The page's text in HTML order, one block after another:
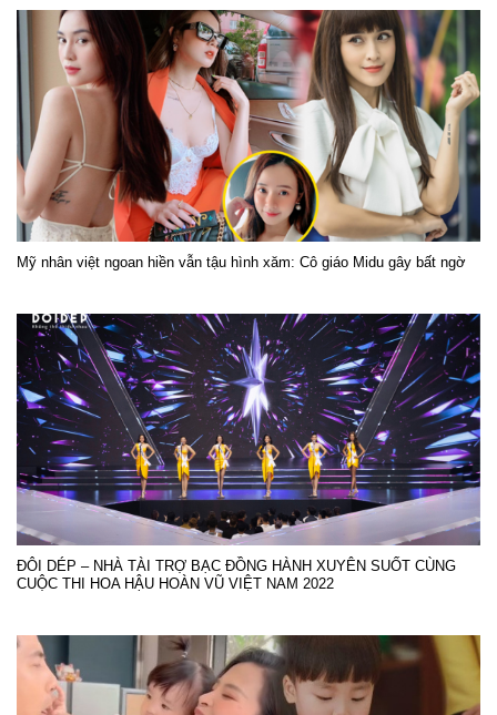
Mỹ nhân việt ngoan hiền vẫn tậu hình xăm: Cô giáo Midu gây bất ngờ
ĐÔI DÉP – NHÀ TÀI TRỢ BẠC ĐỒNG HÀNH XUYÊN SUỐT CÙNG
CUỘC THI HOA HẬU HOÀN VŨ VIỆT NAM 2022